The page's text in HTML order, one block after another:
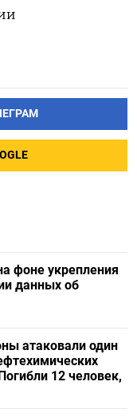
фоне укрепления
данных об
атаковали один
12 человек,